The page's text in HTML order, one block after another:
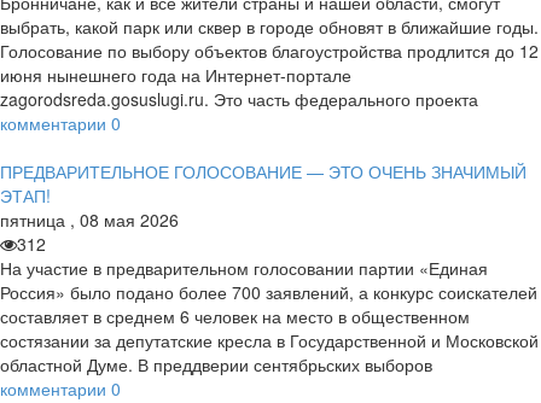
выбрать, какой парк или сквер в городе обновят в ближайшие годы.
Голосование по выбору объектов благоустройства продлится до 12
июня нынешнего года на Интернет-портале
zagorodsreda.gosuslugi.ru. Это часть федерального проекта
комментарии 0
ПРЕДВАРИТЕЛЬНОЕ ГОЛОСОВАНИЕ — ЭТО ОЧЕНЬ ЗНАЧИМЫЙ
ЭТАП!
пятница , 08 мая 2026
312
На участие в предварительном голосовании партии «Единая
Россия» было подано более 700 заявлений, а конкурс соискателей
составляет в среднем 6 человек на место в общественном
состязании за депутатские кресла в Государственной и Московской
областной Думе. В преддверии сентябрьских выборов
комментарии 0